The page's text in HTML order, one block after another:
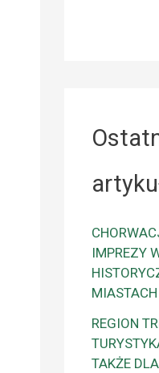
IMPREZY
MIASTACH
REGION
TAKŻE DLA